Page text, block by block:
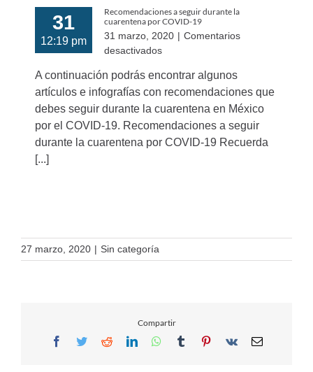
31
12:19 pm
Recomendaciones a seguir durante la
cuarentena por COVID-19
31 marzo, 2020 | Comentarios
desactivadosen
a
seguir
durante
la
cuarentena
A continuación podrás encontrar algunos
artículos e infografías con recomendaciones que
debes seguir durante la cuarentena en México
por el COVID-19. Recomendaciones a seguir
durante la cuarentena por COVID-19 Recuerda
[...]
27 marzo, 2020 | Sin categoría
Compartir
Facebook
TwitterRedditLinkedInWhatsApp
TumblrPinterest
Vk Email